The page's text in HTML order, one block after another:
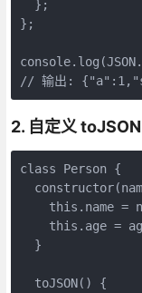
  };
};
// 输出:
2. 自定义
class Person {
this.name =
this.age =
  }
  toJSON() {